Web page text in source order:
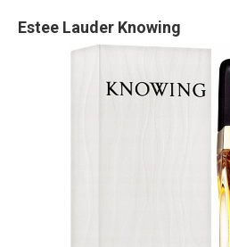
Estee Lauder Knowing